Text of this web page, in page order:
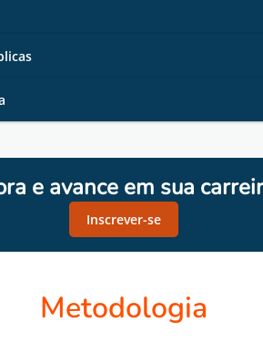
e avance em sua
Inscrever-se
Metodologia